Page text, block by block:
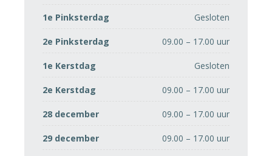
1e Pinksterdag Gesloten
2e Pinksterdag 09.00 – 17.00 uur
1e Kerstdag Gesloten
2e Kerstdag 09.00 – 17.00 uur
28 december 09.00 – 17.00 uur
29 december 09.00 – 17.00 uur